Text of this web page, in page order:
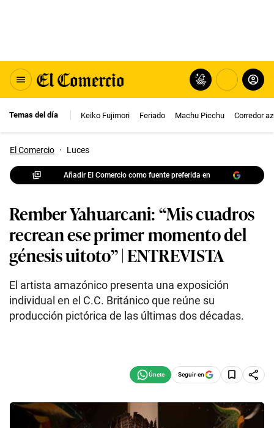
Temas del día Keiko Fujimori Feriado Machu Picchu Corredor
El Comercio · Luces
Añadir El Comercio como fuente preferida en
Rember Yahuarcani: “Mis cuadros
recrean ese primer momento del
génesis uitoto” | ENTREVISTA
El artista amazónico presenta una exposición
individual en el C.C. Británico que reúne su
producción pictórica de las últimas dos décadas.
Seguir en